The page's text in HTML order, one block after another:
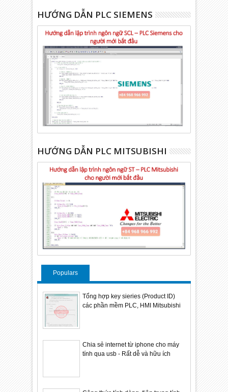
HƯỚNG DẪN PLC SIEMENS
HƯỚNG DẪN PLC MITSUBISHI
Populars
Tổng hợp key sieries (Product ID)
các phần mềm PLC, HMI Mitsubishi
Chia sẻ internet từ iphone cho máy
tính qua usb - Rất dễ và hữu ích